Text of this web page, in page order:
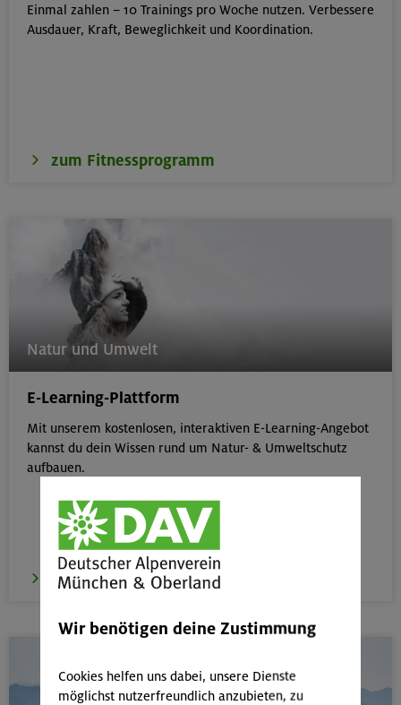
Einmal zahlen – 10 Trainings pro Woche nutzen. Verbessere
Ausdauer, Kraft, Beweglichkeit und Koordination.
zum Fitnessprogramm
Natur und Umwelt
E-Learning-Plattform
Mit unserem kostenlosen, interaktiven E-Learning-Angebot
kannst du dein Wissen rund um Natur- & Umweltschutz
aufbauen.
zum E-Learning
Wir benötigen deine Zustimmung
Cookies helfen uns dabei, unsere Dienste
möglichst nutzerfreundlich anzubieten, zu